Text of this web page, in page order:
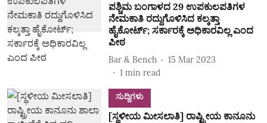
ಪಶ್ಚಿಮ ಬಂಗಾಳದ 29 ಉಪಕುಲಪತಿಗಳ
ನೇಮಕಾತಿ ರದ್ದುಗೊಳಿಸಿದ ಕಲ್ಕತ್ತಾ
ಹೈಕೋರ್ಟ್; ಸರ್ಕಾರಕ್ಕೆ ಅಧಿಕಾರವಿಲ್ಲ ಎಂದ
ಪೀಠ
Bar & Bench
15 Mar 2023
1 min read
ಸುದ್ದಿಗಳು
[ಸ್ಥಳೀಯ ಮೀಸಲಾತಿ] ರಾಷ್ಟ್ರೀಯ ಕಾನೂನು